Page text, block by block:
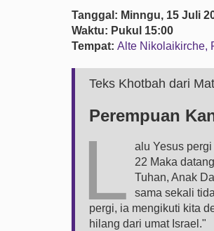
Tanggal: Minngu, 15 Juli
Waktu: Pukul 15:00
Tempat: Alte Nikolaikirche,
Teks Khotbah dari
Perempuan
L
alu Yesus
22 Maka
Tuhan, Anak
sama sekali
pergi, ia mengikuti kita
hilang dari umat Israel."